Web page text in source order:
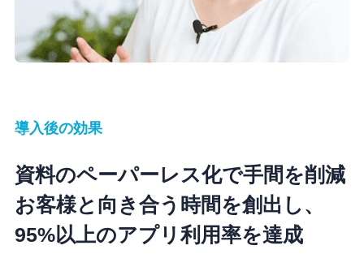
導入後の効果
資料のペーパーレス化で手間を削減
お客様と向き合う時間を創出し、
95%以上のアプリ利用率を達成